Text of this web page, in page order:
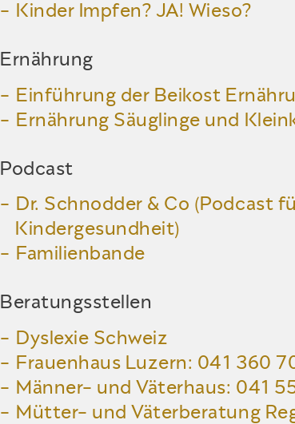
Kinder Impfen? JA! Wieso?
Ernährung
Einführung der Beikost
Ernährung Säuglinge und
Podcast
Dr. Schnodder & Co (Podcast
Kindergesundheit)
Familienbande
Beratungsstellen
Dyslexie Schweiz
Frauenhaus Luzern: 041 360
Männer- und Väterhaus: 041
Mütter- und Väterberatung